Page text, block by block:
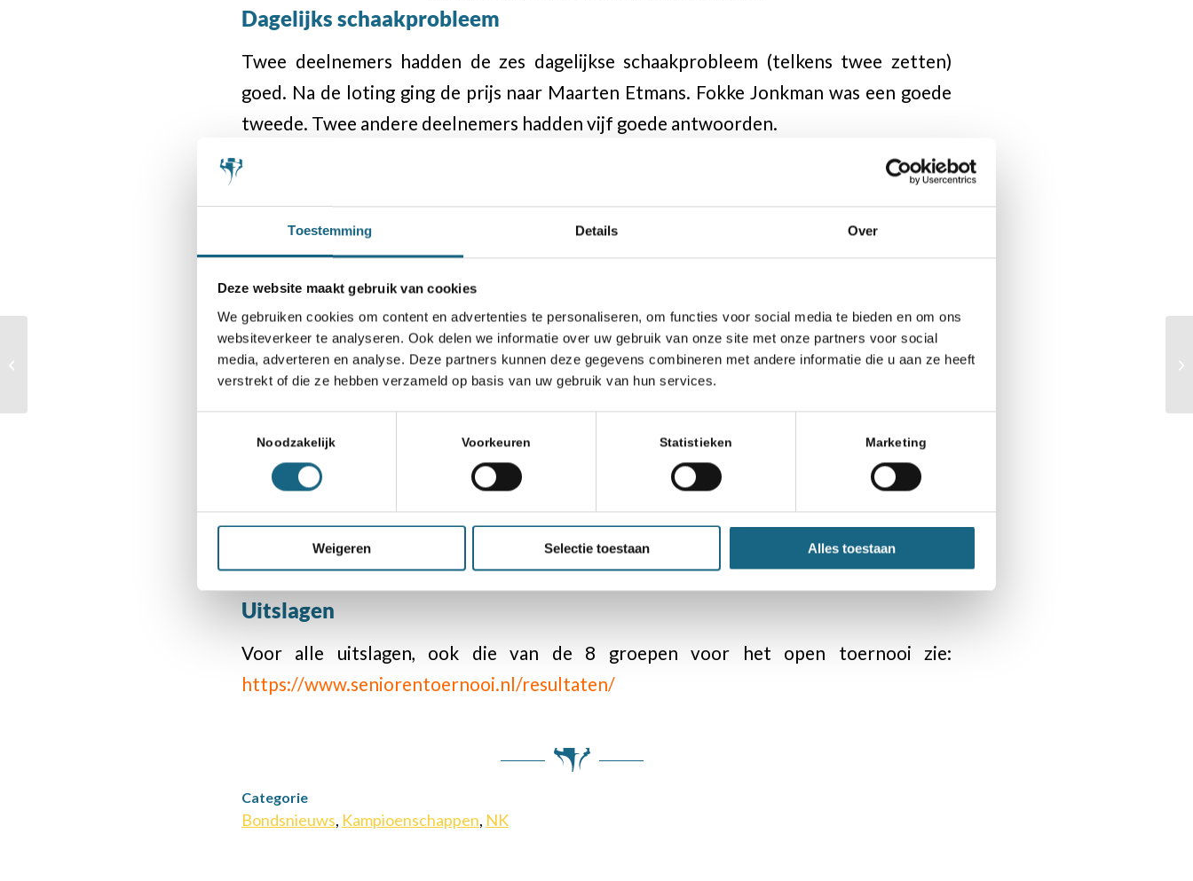
Toestemming Details Over
Deze website maakt gebruik van cookies
We gebruiken cookies om content en advertenties te personaliseren, om functies voor social media te bieden en om ons
websiteverkeer te analyseren. Ook delen we informatie over uw gebruik van onze site met onze partners voor social
media, adverteren en analyse. Deze partners kunnen deze gegevens combineren met andere informatie die u aan ze heeft
verstrekt of die ze hebben verzameld op basis van uw gebruik van hun services.
Noodzakelijk Voorkeuren Statistieken Marketing
Weigeren Selectie toestaan Alles toestaan
Dagelijks schaakprobleem
Twee deelnemers hadden de zes dagelijkse schaakprobleem (telkens twee zetten)
goed. Na de loting ging de prijs naar Maarten Etmans. Fokke Jonkman was een goede
tweede. Twee andere deelnemers hadden vijf goede antwoorden.
In Dieren werd zowel om de NK-titels gespeeld als in Open groepen. Aan het NK
namen 14 Senioren en 28 Veteranen deel. Voor Senioren is de minimale leeftijd 50 jaar
en voor Veteranen 65 jaar. In de Open groepen streden nog eens een kleine 100
Senioren en Veteranen.
De prijzen voor het NK werden door toernooidirecteur Ap Lammers uitgereikt (zie
foto). Deze gaf in zijn toespraak aan dat hij hoopte dat de gestage groei van het dit
toernooi voort zal blijven doorgaan. Met applaus van de aanwezigen werden
hoofdarbiter Ron Bleeker en arbiter Nico Bosman en het team Grand Café
Theothorne bedankt voor het ontspannen en gezellige toernooi.
Met een welgemeend goede thuisreis en tot ziens was dat ook het einde van het 51e
NK Senioren en Veteranen toernooi,
waaraan in totaal 138 deelnemers deelnamen.
Uitslagen
Voor alle uitslagen, ook die van de 8 groepen voor het open toernooi zie:
https://www.seniorentoernooi.nl/resultaten/
Categorie
Bondsnieuws, Kampioenschappen, NK